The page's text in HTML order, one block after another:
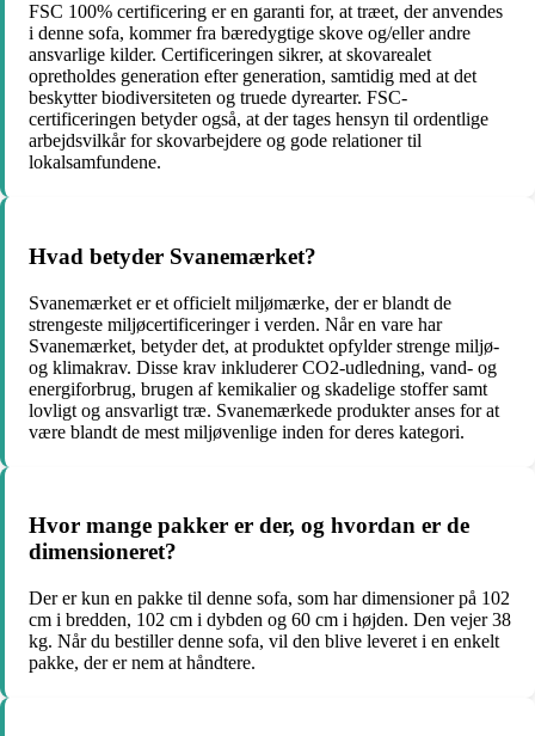
FSC 100% certificering er en garanti for, at træet, der anvendes
i denne sofa, kommer fra bæredygtige skove og/eller andre
ansvarlige kilder. Certificeringen sikrer, at skovarealet
opretholdes generation efter generation, samtidig med at det
beskytter biodiversiteten og truede dyrearter. FSC-
certificeringen betyder også, at der tages hensyn til ordentlige
arbejdsvilkår for skovarbejdere og gode relationer til
lokalsamfundene.
Hvad betyder Svanemærket?
Svanemærket er et officielt miljømærke, der er blandt de
strengeste miljøcertificeringer i verden. Når en vare har
Svanemærket, betyder det, at produktet opfylder strenge miljø-
og klimakrav. Disse krav inkluderer CO2-udledning, vand- og
energiforbrug, brugen af kemikalier og skadelige stoffer samt
lovligt og ansvarligt træ. Svanemærkede produkter anses for at
være blandt de mest miljøvenlige inden for deres kategori.
Hvor mange pakker er der, og hvordan er de
dimensioneret?
Der er kun en pakke til denne sofa, som har dimensioner på 102
cm i bredden, 102 cm i dybden og 60 cm i højden. Den vejer 38
kg. Når du bestiller denne sofa, vil den blive leveret i en enkelt
pakke, der er nem at håndtere.